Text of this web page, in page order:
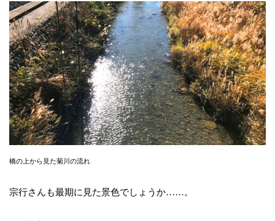
橋の上から見た菊川の流れ
宗行さんも最期に見た景色でしょうか……。